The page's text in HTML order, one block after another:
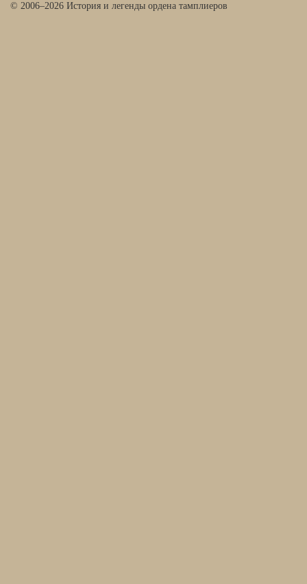
© 2006–2026 История и легенды ордена тамплиеров